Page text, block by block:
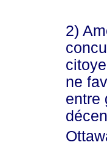
2)
ne
entre